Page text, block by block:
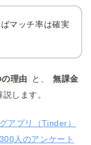
マッチ率は確実
理由 と、
無課金
説します。
アプリ（Tinder）
300人のアンケート